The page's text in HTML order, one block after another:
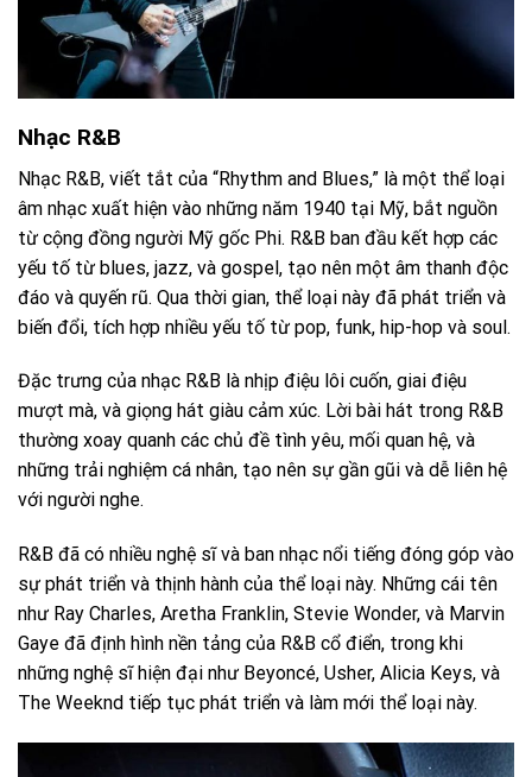
Nhạc R&B
Nhạc R&B, viết tắt của “Rhythm and Blues,” là một thể loại
âm nhạc xuất hiện vào những năm 1940 tại Mỹ, bắt nguồn
từ cộng đồng người Mỹ gốc Phi. R&B ban đầu kết hợp các
yếu tố từ blues, jazz, và gospel, tạo nên một âm thanh độc
đáo và quyến rũ. Qua thời gian, thể loại này đã phát triển và
biến đổi, tích hợp nhiều yếu tố từ pop, funk, hip-hop và soul.
Đặc trưng của nhạc R&B là nhịp điệu lôi cuốn, giai điệu
mượt mà, và giọng hát giàu cảm xúc. Lời bài hát trong R&B
thường xoay quanh các chủ đề tình yêu, mối quan hệ, và
những trải nghiệm cá nhân, tạo nên sự gần gũi và dễ liên hệ
với người nghe.
R&B đã có nhiều nghệ sĩ và ban nhạc nổi tiếng đóng góp vào
sự phát triển và thịnh hành của thể loại này. Những cái tên
như Ray Charles, Aretha Franklin, Stevie Wonder, và Marvin
Gaye đã định hình nền tảng của R&B cổ điển, trong khi
những nghệ sĩ hiện đại như Beyoncé, Usher, Alicia Keys, và
The Weeknd tiếp tục phát triển và làm mới thể loại này.